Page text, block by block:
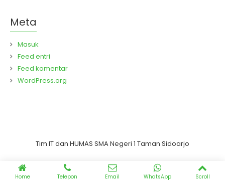
Meta
Masuk
Feed entri
Feed komentar
WordPress.org
Tim IT dan HUMAS SMA Negeri 1 Taman Sidoarjo
Home Telepon Email WhatsApp Scroll